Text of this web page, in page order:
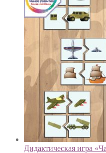
Дидактическая игра